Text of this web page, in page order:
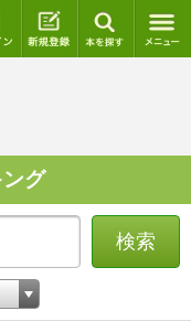
ログイン 新規登録
グ
検索